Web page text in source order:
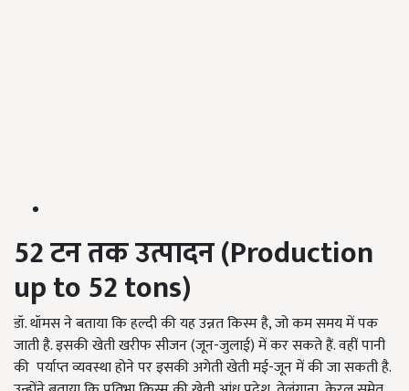
52टनतकउत्पादन (Production
up to 52 tons)
डॉ. थॉमस ने बताया कि हल्दी की यह उन्नत किस्म है, जो कम समय में पक
जाती है. इसकी खेती खरीफ सीजन (जून-जुलाई) में कर सकते हैं. वहीं पानी
की पर्याप्त व्यवस्था होने पर इसकी अगेती खेती मई-जून में की जा सकती है.